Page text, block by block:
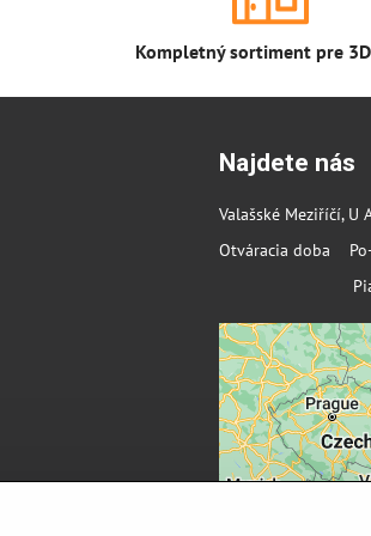
Kompletný sortiment pre
Najdete nás
Valašské Meziříčí, U
Otváracia doba
Piatok